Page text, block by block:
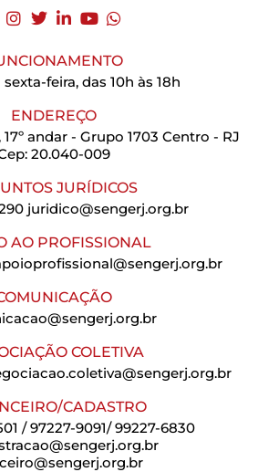
feira, das 10h às 18h
ENDEREÇO
andar - Grupo 1703 Centro - RJ
20.040-009
JURÍDICOS
juridico@sengerj.org.br
AO PROFISSIONAL
COLETIVA
CADASTRO
/ 97227-9091/ 99227-6830